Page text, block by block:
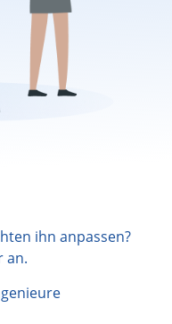
ihn anpassen?
an.